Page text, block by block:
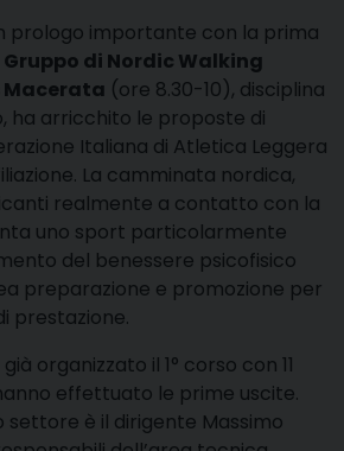
prologo importante con la prima
Gruppo di Nordic Walking
Macerata (ore 8.30-10), disciplina
ha arricchito le proposte di
Italiana di Atletica Leggera
La camminata nordica,
realmente a contatto con la
uno sport particolarmente
del benessere psicofisico
preparazione e promozione per
prestazione.
organizzato il 1° corso con 11
effettuato le prime uscite.
settore è il dirigente Massimo